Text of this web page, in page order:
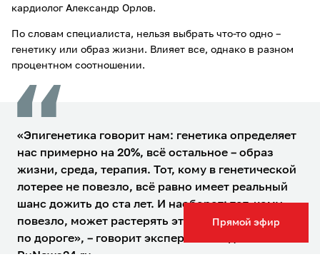
Прямой эфир
кардиолог Александр Орлов.
По словам специалиста, нельзя выбрать что-то одно –
генетику или образ жизни. Влияет все, однако в разном
процентном соотношении.
«Эпигенетика говорит нам: генетика определяет
нас примерно на 20%, всё остальное – образ
жизни, среда, терапия. Тот, кому в генетической
лотерее не повезло, всё равно имеет реальный
шанс дожить до ста лет. И наоборот: тот, кому
повезло, может растерять этот запас прочности
по дороге», – говорит эксперт в беседе с
RuNews24.ru